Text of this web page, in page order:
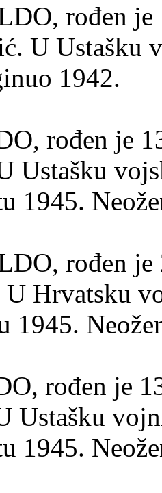
rođen
U Ustašku
1942.
rođen je
Ustašku
1945.
rođen
Hrvatsku
1945.
rođen je
Ustašku
1945.